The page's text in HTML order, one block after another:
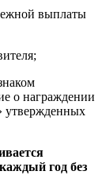
выплаты
о награждении
утвержденных
год без